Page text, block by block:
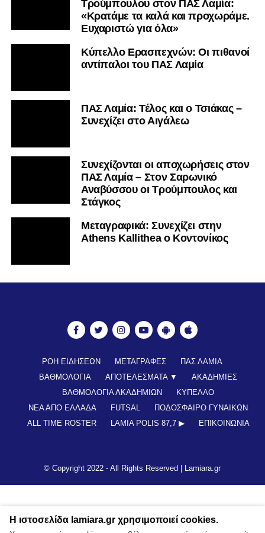
Τρούμπουλου στον ΠΑΣ Λαμία:
«Κρατάμε τα καλά και προχωράμε.
Ευχαριστώ για όλα»
Κύπελλο Ερασιτεχνών: Οι πιθανοί
αντίπαλοι του ΠΑΣ Λαμία
ΠΑΣ Λαμία: Τέλος και ο Τσιάκας –
Συνεχίζει στο Αιγάλεω
Συνεχίζονται οι αποχωρήσεις στον
ΠΑΣ Λαμία – Στον Σαρωνικό
Αναβύσσου οι Τρούμπουλος και
Στάγκος
Mεταγραφικά: Συνεχίζει στην
Athens Kallithea ο Κοντονίκος
ΡΟΗ ΕΙΔΗΣΕΩΝ ΜΕΤΑΓΡΑΦΕΣ
ΠΑΣ ΛΑΜΙΑ
ΒΑΘΜΟΛΟΓΙΑ
ΑΠΟΤΕΛΕΣΜΑΤΑ ▼
ΑΚΑΔΗΜΙΕΣ
ΒΑΘΜΟΛΟΓΙΑ ΑΚΑΔΗΜΙΩΝ
ΚΥΠΕΛΛΟ
ΝΕΑ ΑΠΟ ΕΛΛΑΔΑ
FUTSAL
ΠΟΔΟΣΦΑΙΡΟ ΓΥΝΑΙΚΩΝ
ALL TIME ROSTER
LAMIA POLIS 87,7 ▶︎ ΕΠΙΚΟΙΝΩΝΊΑ
© Copyright 2022 - All Rights Reserved | Lamiara.gr
Η ιστοσελίδα lamiara.gr χρησιμοποιεί cookies.